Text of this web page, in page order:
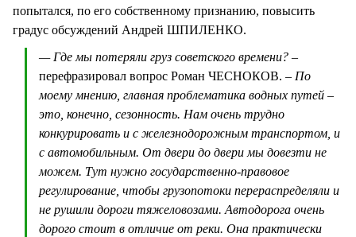
попытался, по его собственному признанию, повысить
градус обсуждений Андрей ШПИЛЕНКО.
— Где мы потеряли груз советского времени? –
перефразировал вопрос Роман ЧЕСНОКОВ. – По
моему мнению, главная проблематика водных путей –
это, конечно, сезонность. Нам очень трудно
конкурировать и с железнодорожным транспортом, и
с автомобильным. От двери до двери мы довезти не
можем. Тут нужно государственно-правовое
регулирование, чтобы грузопотоки перераспределяли и
не рушили дороги тяжеловозами. Автодорога очень
дорого стоит в отличие от реки. Она практически